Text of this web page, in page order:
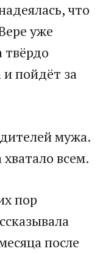
что
уже
твёрдо
и пойдёт за
мужа.
всем.​
пор
после